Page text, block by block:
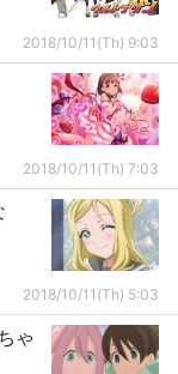
2018/10/11(Th) 9:03
2018/10/11(Th) 7:03
2018/10/11(Th) 5:03
ゃ